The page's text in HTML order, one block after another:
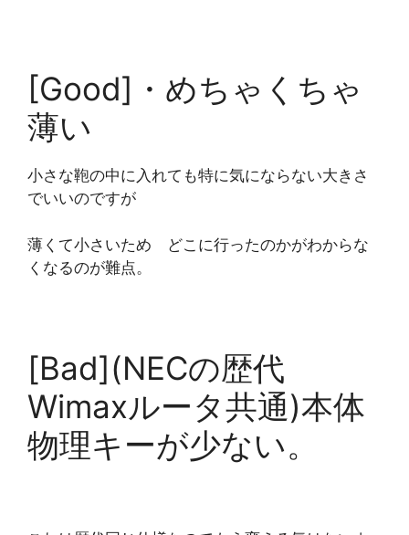
[Good]・めちゃくちゃ
薄い
小さな鞄の中に入れても特に気にならない大きさ
でいいのですが
薄くて小さいため どこに行ったのかがわからな
くなるのが難点。
[Bad](NECの歴代
Wimaxルータ共通)本体
物理キーが少ない。